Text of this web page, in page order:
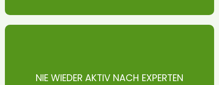
NIE WIEDER AKTIV NACH EXPERTEN